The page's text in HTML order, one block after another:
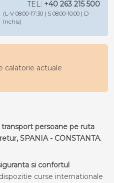
TEL: +40 263 215 500
(L-V 08:00-17:30 | S 08:00-10:00 | D
Inchis)
calatorie actuale
transport persoane pe ruta
SPANIA - CONSTANTA.
si confortul
curse internationale